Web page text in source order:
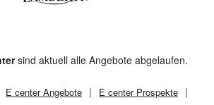
sind aktuell alle Angebote abgelaufen.
E centerAngebote E centerProspekte